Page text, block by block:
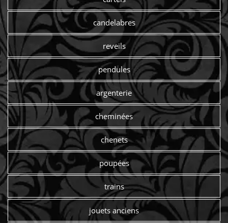
candelabres
reveils
pendules
argenterie
cheminées
chenets
poupées
trains
jouets anciens